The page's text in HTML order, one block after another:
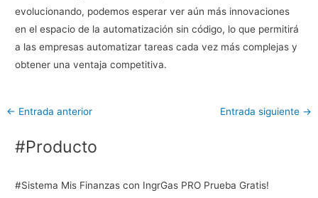
evolucionando, podemos esperar ver aún más innovaciones
en el espacio de la automatización sin código, lo que permitirá
a las empresas automatizar tareas cada vez más complejas y
obtener una ventaja competitiva.
← Entrada anterior Entrada siguiente →
#Producto
#Sistema Mis Finanzas con IngrGas PRO Prueba Gratis!